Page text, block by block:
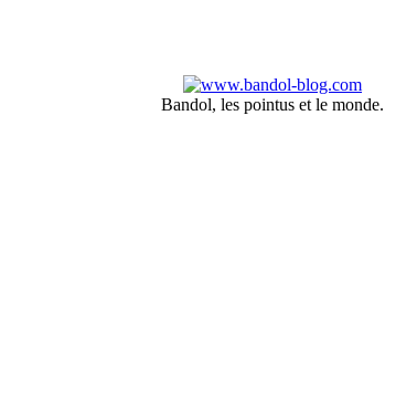
Bandol, les pointus et le monde.